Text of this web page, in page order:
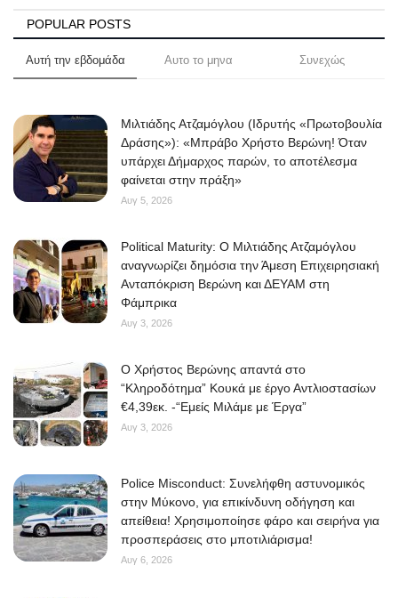
Aegean Islands
Cost Of Living Crisis
Opinion + Analysis
L’Art des Sens
Local Elections 2023
All News
About
Elections 2023
Ελληνικά English
POPULAR POSTS
Αυτή την εβδομάδα Αυτο το μηνα Συνεχώς
Μιλτιάδης Ατζαμόγλου (Ιδρυτής «Πρωτοβουλία
Δράσης»): «Μπράβο Χρήστο Βερώνη! Όταν
υπάρχει Δήμαρχος παρών, το αποτέλεσμα
φαίνεται στην πράξη»
Αυγ 5, 2026
Political Maturity: Ο Μιλτιάδης Ατζαμόγλου
αναγνωρίζει δημόσια την Άμεση Επιχειρησιακή
Ανταπόκριση Βερώνη και ΔΕΥΑΜ στη
Φάμπρικα
Αυγ 3, 2026
O Χρήστος Βερώνης απαντά στο
“Κληροδότημα” Κουκά με έργο Αντλιοστασίων
€4,39εκ. -“Εμείς Μιλάμε με Έργα”
Αυγ 3, 2026
Police Misconduct: Συνελήφθη αστυνομικός
στην Μύκονο, για επικίνδυνη οδήγηση και
απείθεια! Χρησιμοποίησε φάρο και σειρήνα για
προσπεράσεις στο μποτιλιάρισμα!
Αυγ 6, 2026